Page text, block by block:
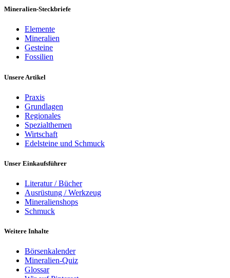
Mineralien-Steckbriefe
Elemente
Mineralien
Gesteine
Fossilien
Unsere Artikel
Praxis
Grundlagen
Regionales
Spezialthemen
Wirtschaft
Edelsteine und Schmuck
Unser Einkaufsführer
Literatur / Bücher
Ausrüstung / Werkzeug
Mineralienshops
Schmuck
Weitere Inhalte
Börsenkalender
Mineralien-Quiz
Glossar